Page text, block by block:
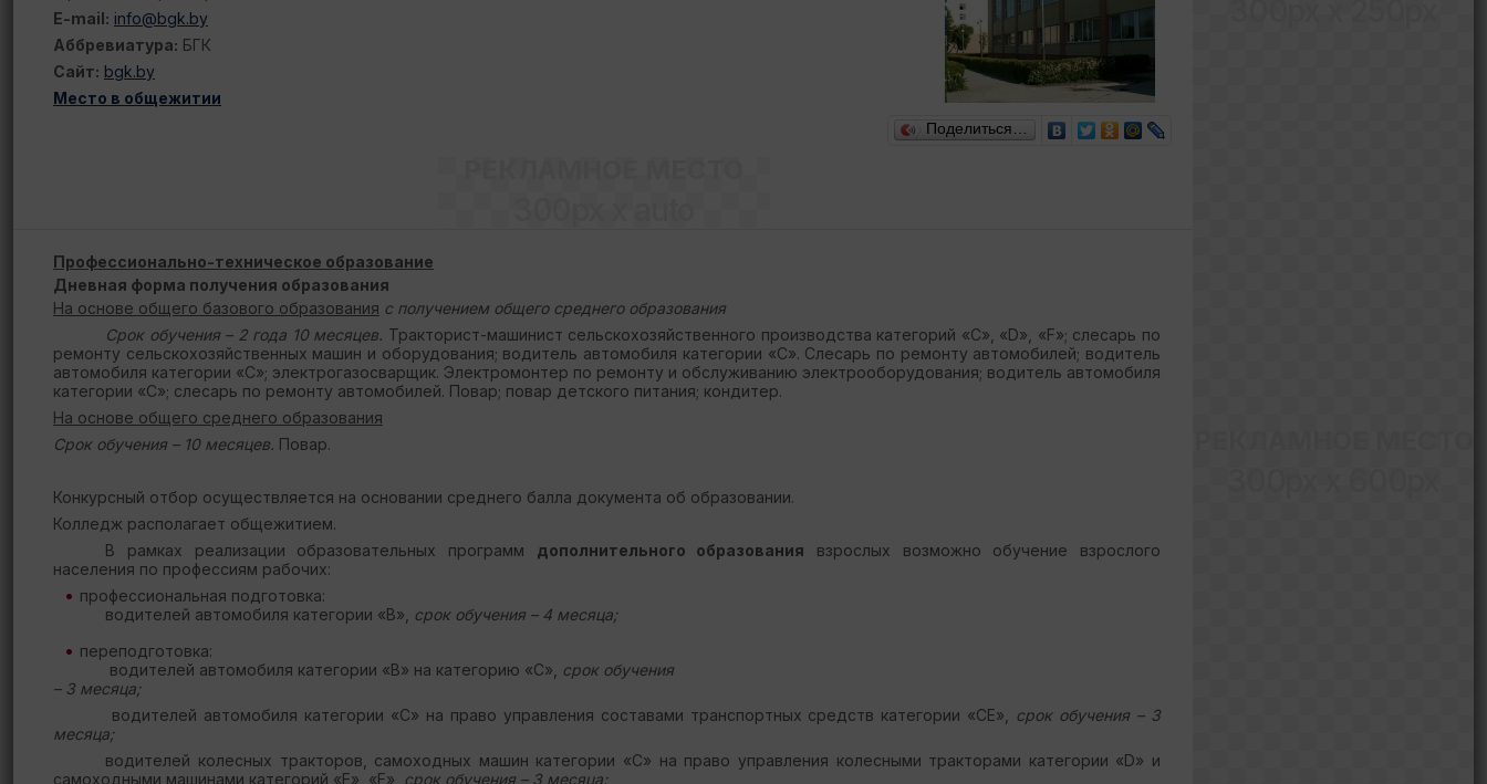
E-mail: info@bgk.by
Аббревиатура: БГК
Сайт: bgk.by
Место в общежитии
Поделиться…
Профессионально-техническое образование
Дневная форма получения образования
На основе общего базового образования с получением общего среднего образования
Срок обучения – 2 года 10 месяцев. Тракторист-машинист сельскохозяйственного производства категорий «C», «D», «F»; слесарь по
ремонту сельскохозяйственных машин и оборудования; водитель автомобиля категории «С». Слесарь по ремонту автомобилей; водитель
автомобиля категории «С»; электрогазосварщик. Электромонтер по ремонту и обслуживанию электрооборудования; водитель автомобиля
категории «С»; слесарь по ремонту автомобилей. Повар; повар детского питания; кондитер.
На основе общего среднего образования
Срок обучения – 10 месяцев. Повар.
Конкурсный отбор осуществляется на основании среднего балла документа об образовании.
Колледж располагает общежитием.
В рамках реализации образовательных программ дополнительного образования взрослых возможно обучение взрослого
населения по профессиям рабочих:
профессиональная подготовка:
водителей автомобиля категории «В», срок обучения – 4 месяца;
переподготовка:
водителей автомобиля категории «В» на категорию «С», срок обучения
– 3 месяца;
водителей автомобиля категории «С» на право управления составами транспортных средств категории «СЕ», срок обучения – 3
месяца;
водителей колесных тракторов, самоходных машин категории «С» на право управления колесными тракторами категории «D» и
самоходными машинами категорий «E», «F», срок обучения – 3 месяца;